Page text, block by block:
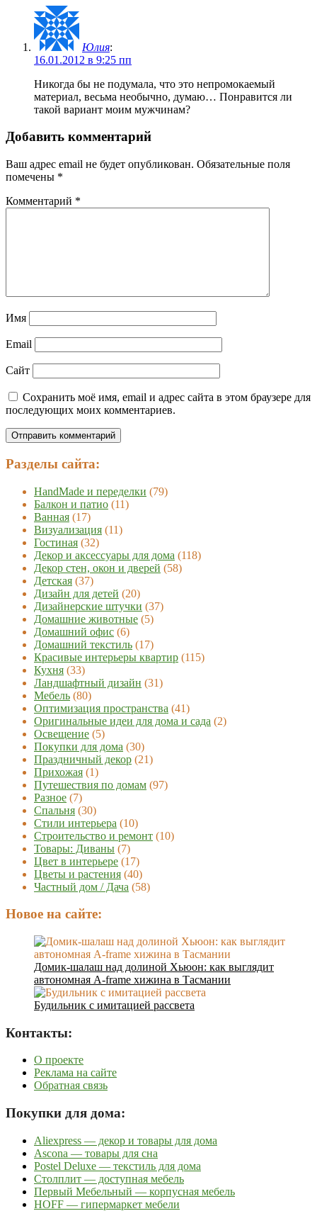
Юлия:
16.01.2012 в 9:25 пп
Никогда бы не подумала, что это непромокаемый
материал, весьма необычно, думаю… Понравится ли
такой вариант моим мужчинам?
Добавить комментарий
Ваш адрес email не будет опубликован. Обязательные поля
помечены *
Комментарий *
Имя
Email
Сайт
Сохранить моё имя, email и адрес сайта в этом браузере для
последующих моих комментариев.
Разделы сайта:
HandMade и переделки (79)
Балкон и патио (11)
Ванная (17)
Визуализация (11)
Гостиная (32)
Декор и аксессуары для дома (118)
Декор стен, окон и дверей (58)
Детская (37)
Дизайн для детей (20)
Дизайнерские штучки (37)
Домашние животные (5)
Домашний офис (6)
Домашний текстиль (17)
Красивые интерьеры квартир (115)
Кухня (33)
Ландшафтный дизайн (31)
Мебель (80)
Оптимизация пространства (41)
Оригинальные идеи для дома и сада (2)
Освещение (5)
Покупки для дома (30)
Праздничный декор (21)
Прихожая (1)
Путешествия по домам (97)
Разное (7)
Спальня (30)
Стили интерьера (10)
Строительство и ремонт (10)
Товары: Диваны (7)
Цвет в интерьере (17)
Цветы и растения (40)
Частный дом / Дача (58)
Новое на сайте:
Домик-шалаш над долиной Хьюон: как выглядит
автономная A-frame хижина в Тасмании
Будильник с имитацией рассвета
Контакты:
О проекте
Реклама на сайте
Обратная связь
Покупки для дома:
Aliexpress — декор и товары для дома
Ascona — товары для сна
Postel Deluxe — текстиль для дома
Столплит — доступная мебель
Первый Мебельный — корпусная мебель
HOFF — гипермаркет мебели